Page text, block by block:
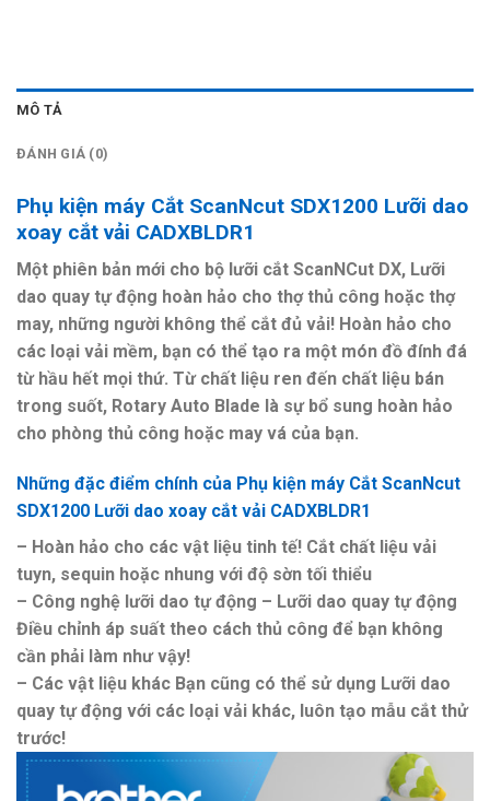
MÔ TẢ
ĐÁNH GIÁ (0)
Phụ kiện máy Cắt ScanNcut SDX1200 Lưỡi dao
xoay cắt vải CADXBLDR1
Một phiên bản mới cho bộ lưỡi cắt ScanNCut DX, Lưỡi
dao quay tự động hoàn hảo cho thợ thủ công hoặc thợ
may, những người không thể cắt đủ vải! Hoàn hảo cho
các loại vải mềm, bạn có thể tạo ra một món đồ đính đá
từ hầu hết mọi thứ. Từ chất liệu ren đến chất liệu bán
trong suốt, Rotary Auto Blade là sự bổ sung hoàn hảo
cho phòng thủ công hoặc may vá của bạn.
Những đặc điểm chính của Phụ kiện máy Cắt ScanNcut
SDX1200 Lưỡi dao xoay cắt vải CADXBLDR1
– Hoàn hảo cho các vật liệu tinh tế! Cắt chất liệu vải
tuyn, sequin hoặc nhung với độ sờn tối thiểu
– Công nghệ lưỡi dao tự động – Lưỡi dao quay tự động
Điều chỉnh áp suất theo cách thủ công để bạn không
cần phải làm như vậy!
– Các vật liệu khác Bạn cũng có thể sử dụng Lưỡi dao
quay tự động với các loại vải khác, luôn tạo mẫu cắt thử
trước!